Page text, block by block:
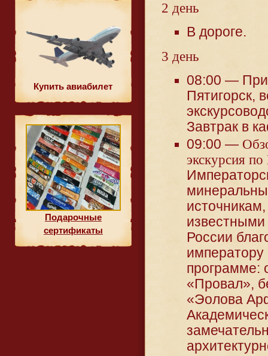
Купить авиабилет
Подарочные
сертификаты
2 день
В дороге.
3 день
08:00 —
Пятигорск,
Завтрак в
09:00 —
экскурсия
России
программе:
«Провал»,
«Эолова